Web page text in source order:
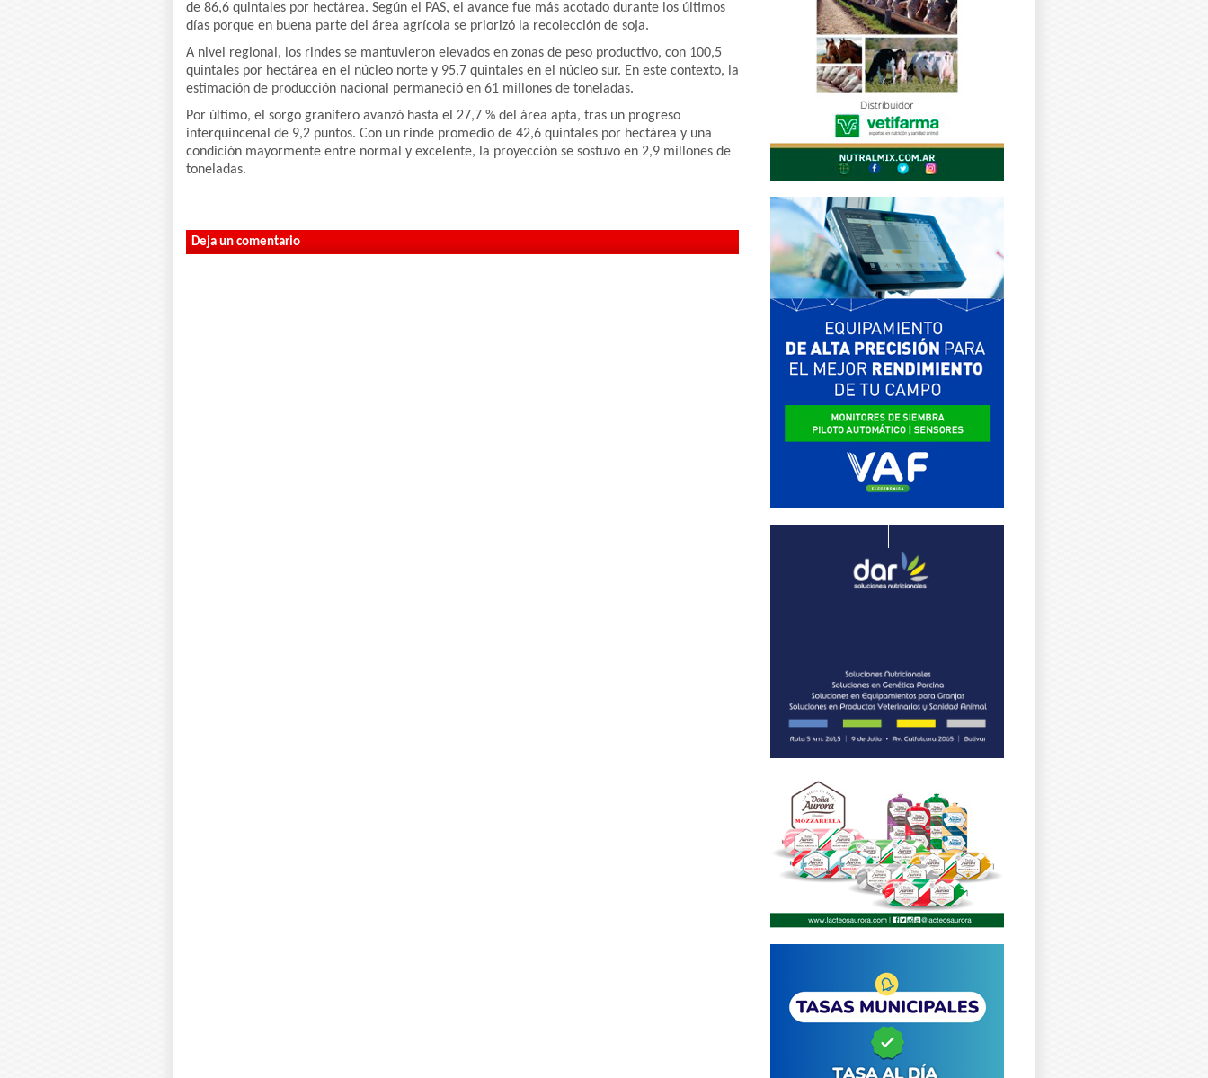
de 86,6 quintales por hectárea. Según el PAS, el avance fue más acotado durante los últimos
días porque en buena parte del área agrícola se priorizó la recolección de soja.
A nivel regional, los rindes se mantuvieron elevados en zonas de peso productivo, con 100,5
quintales por hectárea en el núcleo norte y 95,7 quintales en el núcleo sur. En este contexto, la
estimación de producción nacional permaneció en 61 millones de toneladas.
Por último, el sorgo granífero avanzó hasta el 27,7 % del área apta, tras un progreso
interquincenal de 9,2 puntos. Con un rinde promedio de 42,6 quintales por hectárea y una
condición mayormente entre normal y excelente, la proyección se sostuvo en 2,9 millones de
toneladas.
Deja un comentario